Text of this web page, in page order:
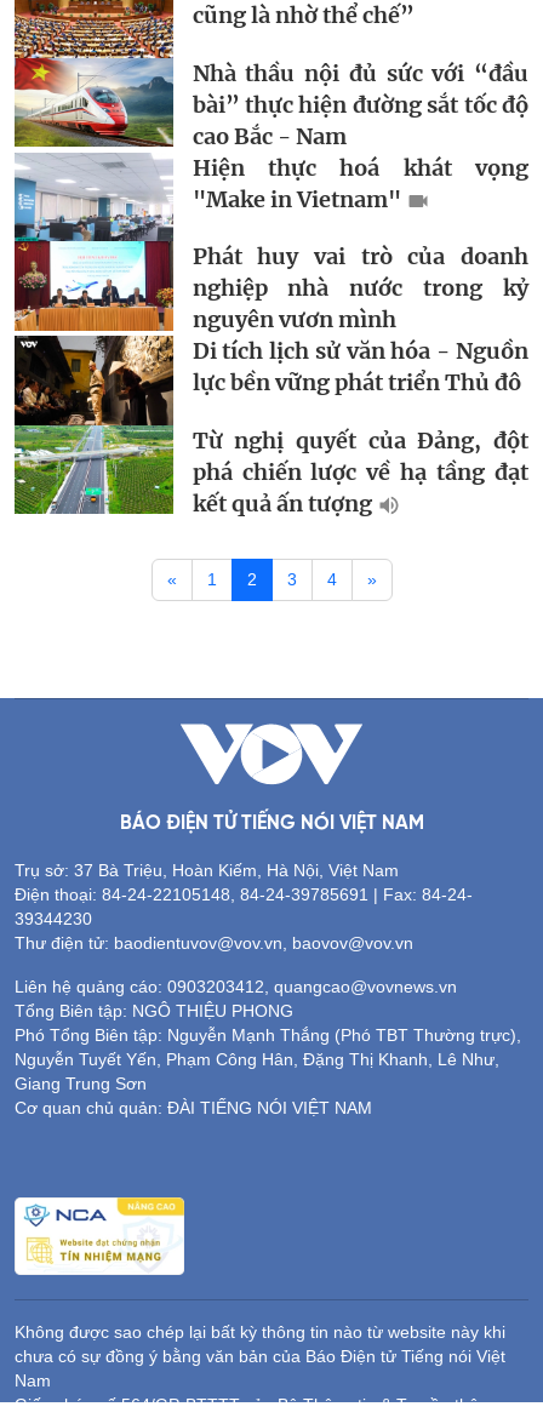
cũng là nhờ thể chế”
Nhà thầu nội đủ sức với “đầu
bài” thực hiện đường sắt tốc độ
cao Bắc - Nam
Hiện thực hoá khát vọng
"Make in Vietnam"
Phát huy vai trò của doanh
nghiệp nhà nước trong kỷ
nguyên vươn mình
Di tích lịch sử văn hóa - Nguồn
lực bền vững phát triển Thủ đô
Từ nghị quyết của Đảng, đột
phá chiến lược về hạ tầng đạt
kết quả ấn tượng
« 1 2 3 4 »
BÁO ĐIỆN TỬ TIẾNG NÓI VIỆT NAM
Trụ sở: 37 Bà Triệu, Hoàn Kiếm, Hà Nội, Việt Nam
Điện thoại: 84-24-22105148, 84-24-39785691 | Fax: 84-24-
39344230
Thư điện tử: baodientuvov@vov.vn, baovov@vov.vn
Liên hệ quảng cáo: 0903203412, quangcao@vovnews.vn
Tổng Biên tập: NGÔ THIỆU PHONG
Phó Tổng Biên tập: Nguyễn Mạnh Thắng (Phó TBT Thường trực),
Nguyễn Tuyết Yến, Phạm Công Hân, Đặng Thị Khanh, Lê Như,
Giang Trung Sơn
Cơ quan chủ quản: ĐÀI TIẾNG NÓI VIỆT NAM
Không được sao chép lại bất kỳ thông tin nào từ website này khi
chưa có sự đồng ý bằng văn bản của Báo Điện tử Tiếng nói Việt
Nam
Giấy phép số 564/GP-BTTTT của Bộ Thông tin & Truyền thông